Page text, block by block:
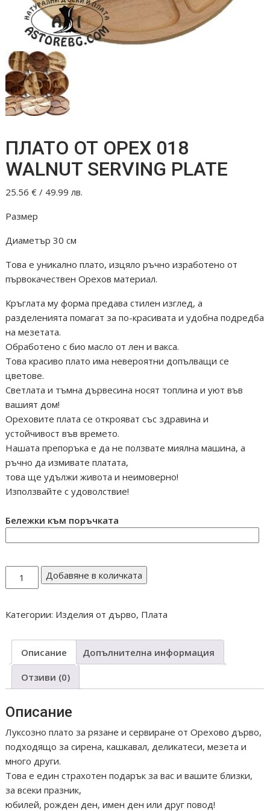
ПЛАТО ОТ ОРЕХ 018
WALNUT SERVING PLATE
25.56€ / 49.99 лв.
Размер
Диаметър 30 см
Това е уникално плато, изцяло ръчно изработено от
първокачествен Орехов материал.
Кръглата му форма предава стилен изглед, а
разделенията помагат за по-красивата и удобна подредба
на мезетата.
Обработено с био масло от лен и вакса.
Това красиво плато има невероятни допълващи се
цветове.
Светлата и тъмна дървесина носят топлина и уют във
вашият дом!
Ореховите плата се открояват със здравина и
устойчивост във времето.
Нашата препоръка е да не ползвате миялна машина, а
ръчно да измивате платата,
това ще удължи живота и неимоверно!
Използвайте с удоволствие!
Бележки към поръчката
количество
за
ОТ
WALNUT
SERVING
PLATE
Добавяне в количката
Категории: Изделия от дърво, Плата
Описание Допълнителна информация
Отзиви (0)
Описание
Луксозно плато за рязане и сервиране от Орехово дърво,
подходящо за сирена, кашкавал, деликатеси, мезета и
много други.
Това е един страхотен подарък за вас и вашите близки,
за всеки празник,
юбилей, рожден ден, имен ден или друг повод!